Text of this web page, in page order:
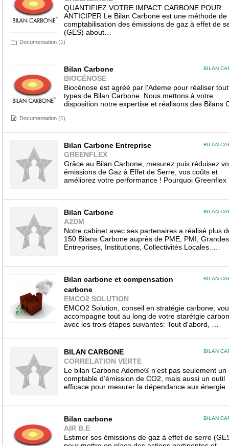
QUANTIFIEZ VOTRE IMPACT CARBONE POUR
ANTICIPER Le Bilan Carbone est une méthode de
comptabilisation des émissions de gaz à effet de
(GES) about…
Documentation (1)
BILAN
Bilan Carbone
BIOCÉNOSE
Biocénose est agréé par l'Ademe pour réaliser tout
types de Bilan Carbone. Nous mettons à votre
disposition notre expertise et réalisons des Bilans
Documentation (1)
BILAN
Bilan Carbone Entreprise
GREENFLEX
Grâce au Bilan Carbone, mesurez puis réduisez
émissions de Gaz à Effet de Serre, vos coûts et
améliorez votre performance ! Pourquoi
BILAN
Bilan Carbone
A2DM
Notre cabinet avec ses partenaires a réalisé plus
150 Bilans Carbone auprès de PME, PMI, Grandes
Entreprises, Institutions, Collectivités Locales..…
BILAN
Bilan carbone et compensation
carbone
EMCO2 SOLUTION
EMCO2 Solution, conseil en stratégie carbone;
accompagne tout au long de votre starétgie
avec les trois étapes suivantes: Tout d'abord, …
BILAN
BILAN CARBONE
CORRELATION VERTE
Le bilan Carbone Ademe® n’est pas seulement un
comptable d’émission de CO2, mais aussi un outil
efficace pour mesurer la dépendance aux
BILAN
Bilan carbone
AIR B.E
Estimer ses émissions de gaz à effet de serre